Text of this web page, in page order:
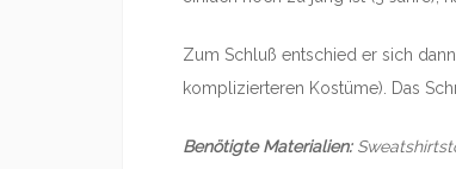
Zum Schluß entschied er sich
komplizierteren Kostüme). Das
Benötigte Materialien: